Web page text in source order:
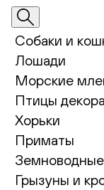
Собаки и
Лошади
Морские
Птицы
Хорьки
Приматы
Грызуны и